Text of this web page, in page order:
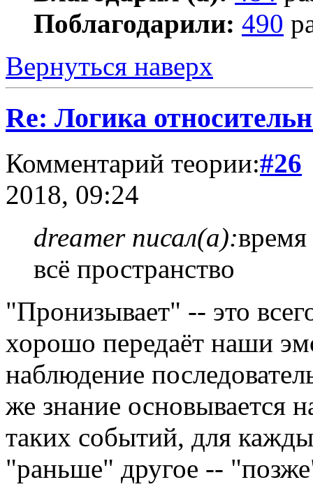
Поблагодарили: 490
Вернуться наверх
Re: Логика
Комментарий теории:#26
2018, 09:24
dreamer писал(а):время
всё пространство
"Пронизывает" -- это
хорошо передаёт наши
наблюдение
же знание основывается
таких событий, для
"раньше" другое --